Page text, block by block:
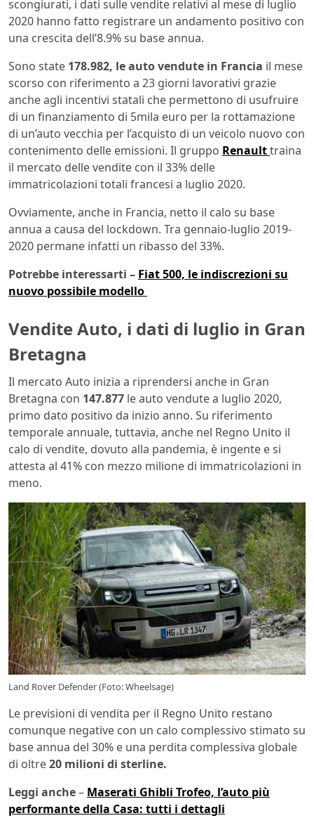
scongiurati, i dati sulle vendite relativi al mese di luglio
2020 hanno fatto registrare un andamento positivo con
una crescita dell’8.9% su base annua.
Sono state 178.982, le auto vendute in Francia il mese
scorso con riferimento a 23 giorni lavorativi grazie
anche agli incentivi statali che permettono di usufruire
di un finanziamento di 5mila euro per la rottamazione
di un’auto vecchia per l’acquisto di un veicolo nuovo con
contenimento delle emissioni. Il gruppo Renaulttraina
il mercato delle vendite con il 33% delle
immatricolazioni totali francesi a luglio 2020.
Ovviamente, anche in Francia, netto il calo su base
annua a causa del lockdown. Tra gennaio-luglio 2019-
2020 permane infatti un ribasso del 33%.
Potrebbe interessarti – Fiat 500, le indiscrezioni su
nuovo possibile modello
Vendite Auto, i dati di luglio in Gran
Bretagna
Il mercato Auto inizia a riprendersi anche in Gran
Bretagna con 147.877 le auto vendute a luglio 2020,
primo dato positivo da inizio anno. Su riferimento
temporale annuale, tuttavia, anche nel Regno Unito il
calo di vendite, dovuto alla pandemia, è ingente e si
attesta al 41% con mezzo milione di immatricolazioni in
meno.
Land Rover Defender (Foto: Wheelsage)
Le previsioni di vendita per il Regno Unito restano
comunque negative con un calo complessivo stimato su
base annua del 30% e una perdita complessiva globale
di oltre20 milioni di sterline.
Leggi anche– Maserati Ghibli Trofeo, l’auto più
performante della Casa: tutti i dettagli